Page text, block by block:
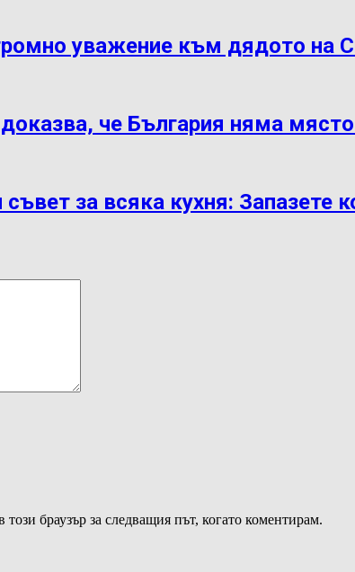
уважение към дядото на
че България няма
за всяка кухня: Запазете
браузър за следващия път, когато коментирам.